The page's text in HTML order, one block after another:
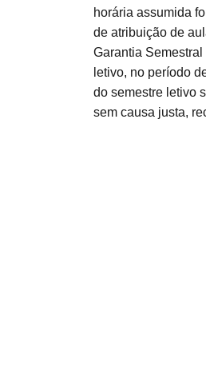
horária assumida
de atribuição de
Garantia
letivo, no período
do semestre letivo
sem causa justa,